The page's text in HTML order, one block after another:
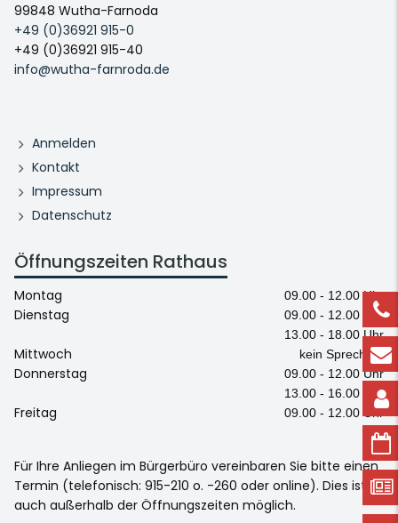
99848 Wutha-Farnoda
+49 (0)36921 915-0
+49 (0)36921 915-40
info@wutha-farnroda.de
Anmelden
Kontakt
Impressum
Datenschutz
Öffnungszeiten Rathaus
Montag 09.00 - 12.00 Uhr
Dienstag
09.00 - 12.00 Uhr
13.00 - 18.00 Uhr
Mittwoch kein Sprechtag
Donnerstag
09.00 - 12.00 Uhr
13.00 - 16.00 Uhr
Freitag 09.00 - 12.00 Uhr
Für Ihre Anliegen im Bürgerbüro vereinbaren Sie bitte einen
Termin (telefonisch: 915-210 o. -260 oder online). Dies ist
auch außerhalb der Öffnungszeiten möglich.